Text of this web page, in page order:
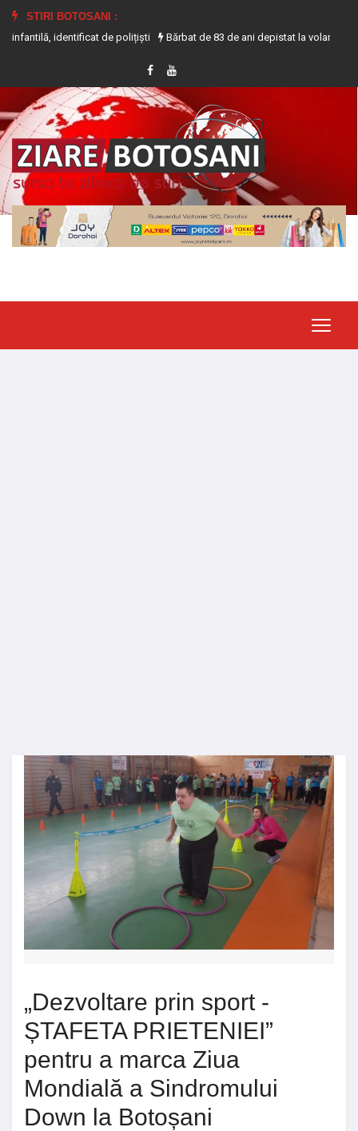
STIRI BOTOSANI :
de polițiști
Bărbat de 83 de ani depistat la volanul unui tractor
„Dezvoltare prin sport -
ȘTAFETA PRIETENIEI”
pentru a marca Ziua
Mondială a Sindromului
Down la Botoșani